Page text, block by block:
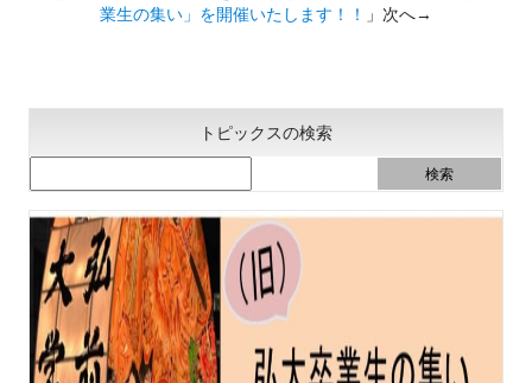
業生の集い」を開催いたします！！
」次へ→
トピックスの検索